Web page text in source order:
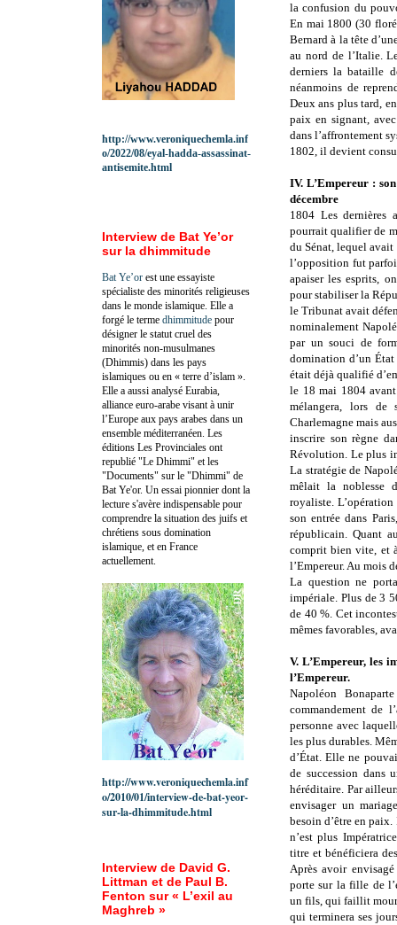
la confusion du
En mai 1800 (30
Bernard à la tête
au nord de l’Italie.
derniers la bataille
néanmoins de
Deux ans plus tard,
paix en signant,
dans l’affrontement
1802, il devient
IV. L’Empereur :
décembre
1804 Les dernières
pourrait qualifier de
du Sénat, lequel
l’opposition fut
apaiser les esprits,
pour stabiliser la
le Tribunat avait
nominalement
par un souci de
domination d’un
était déjà qualifié
le 18 mai 1804 avant
mélangera, lors de
Charlemagne mais
inscrire son règne
Révolution. Le plus
La stratégie de
mêlait la noblesse
royaliste.
son entrée dans
républicain. Quant
comprit bien vite, et
l’Empereur. Au mois
La question ne
impériale. Plus de 3
de 40 %. Cet
mêmes favorables,
V. L’Empereur, les
l’Empereur.
Napoléon
commandement de
personne avec
les plus durables.
d’État. Elle ne
de succession dans
héréditaire. Par
envisager un
besoin d’être en
n’est plus
titre et bénéficiera
Après avoir
porte sur la fille de
un fils, qui faillit
qui terminera ses
http://www.veroniquechemla.inf
o/2022/08/eyal-hadda-assassinat-
antisemite.html
Interview de Bat Ye’or
sur la dhimmitude
Bat Ye’or est une essayiste
spécialiste des minorités religieuses
dans le monde islamique. Elle a
forgé le terme dhimmitude pour
désigner le statut cruel des
minorités non-musulmanes
(Dhimmis) dans les pays
islamiques ou en « terre d’islam ».
Elle a aussi analysé Eurabia,
alliance euro-arabe visant à unir
l’Europe aux pays arabes dans un
ensemble méditerranéen. Les
éditions Les Provinciales ont
republié "Le Dhimmi" et les
"Documents" sur le "Dhimmi" de
Bat Ye'or. Un essai pionnier dont la
lecture s'avère indispensable pour
comprendre la situation des juifs et
chrétiens sous domination
islamique, et en France
actuellement.
http://www.veroniquechemla.inf
o/2010/01/interview-de-bat-yeor-
sur-la-dhimmitude.html
Interview de David G.
Littman et de Paul B.
Fenton sur « L’exil au
Maghreb »